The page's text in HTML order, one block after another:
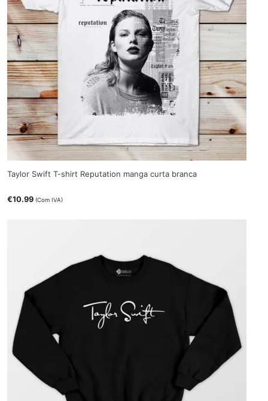
Taylor Swift T-shirt Reputation manga curta branca
€10.99 (Com IVA)